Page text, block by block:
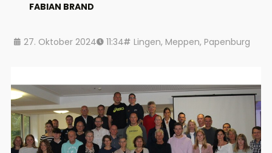
FABIAN BRAND
27. Oktober 2024 11:34 Lingen, Meppen, Papenburg